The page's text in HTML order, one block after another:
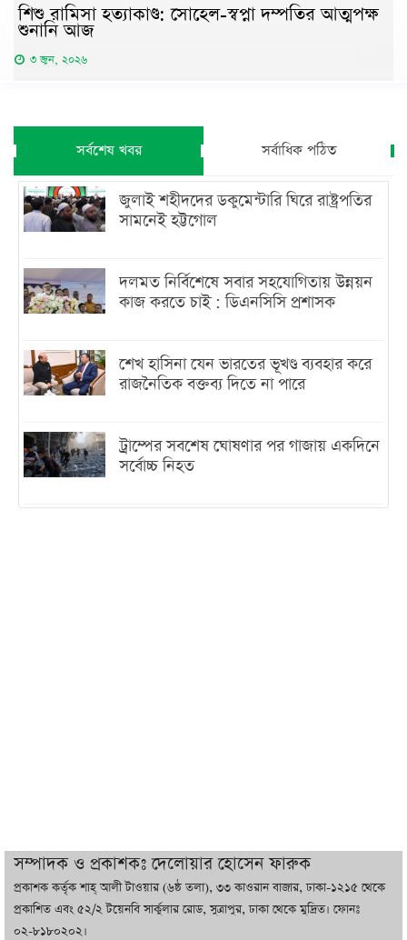
শিশু রামিসা হত্যাকাণ্ড: সোহেল-স্বপ্না দম্পতির আত্মপক্ষ
শুনানি আজ
৩ জুন, ২০২৬
সর্বশেষ খবর সর্বাধিক পঠিত
জুলাই শহীদদের ডকুমেন্টারি ঘিরে রাষ্ট্রপতির
সামনেই হট্টগোল
দলমত নির্বিশেষে সবার সহযোগিতায় উন্নয়ন
কাজ করতে চাই : ডিএনসিসি প্রশাসক
শেখ হাসিনা যেন ভারতের ভূখণ্ড ব্যবহার করে
রাজনৈতিক বক্তব্য দিতে না পারে
ট্রাম্পের সবশেষ ঘোষণার পর গাজায় একদিনে
সর্বোচ্চ নিহত
দুবাইয়ে বেনজীরের জামিন বাতিল করতে ল
ফার্ম নিয়োগ করেছে সরকার
সম্পাদক ও প্রকাশকঃ দেলোয়ার হোসেন ফারুক
প্রকাশক কর্তৃক শাহ্ আলী টাওয়ার (৬ষ্ঠ তলা), ৩৩ কাওরান বাজার, ঢাকা-১২১৫ থেকে
প্রকাশিত এবং ৫২/২ টয়েনবি সার্কুলার রোড, সুত্রাপুর, ঢাকা থেকে মুদ্রিত। ফোনঃ
০২-৮১৮০২০২।